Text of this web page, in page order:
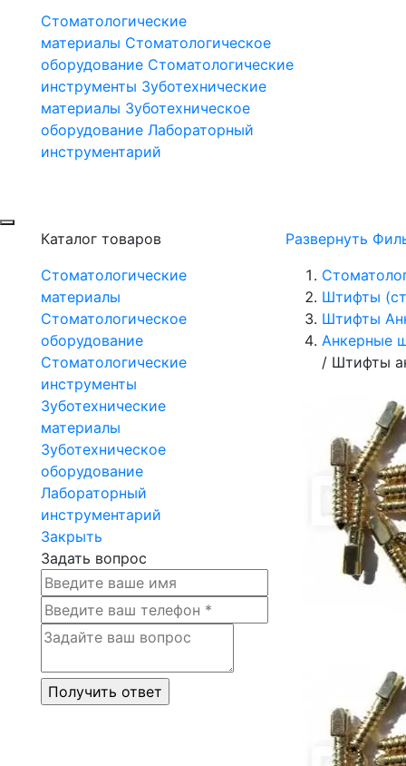
Стоматологические
материалы Стоматологическое
оборудование Стоматологические
инструменты Зуботехнические
материалы Зуботехническое
оборудование Лабораторный
инструментарий
Каталог товаров
Стоматологические
материалы
Стоматологическое
оборудование
Стоматологические
инструменты
Зуботехнические
материалы
Зуботехническое
оборудование
Лабораторный
инструментарий
Закрыть
Задать вопрос
Развернуть
Штифты
Штифты
Анкерные
/ Штифты